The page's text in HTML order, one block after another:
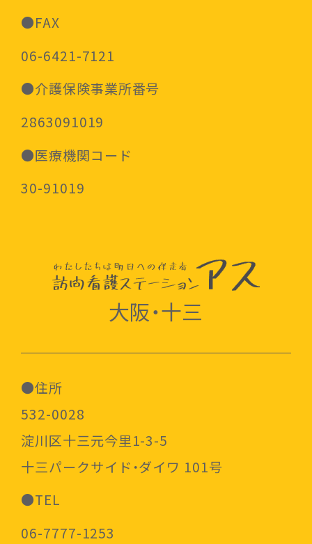
●FAX
06-6421-7121
●介護保険事業所番号
2863091019
●医療機関コード
30-91019
大阪・十三
●住所
532-0028
淀川区十三元今里1-3-5
十三パークサイド・ダイワ 101号
●TEL
06-7777-1253